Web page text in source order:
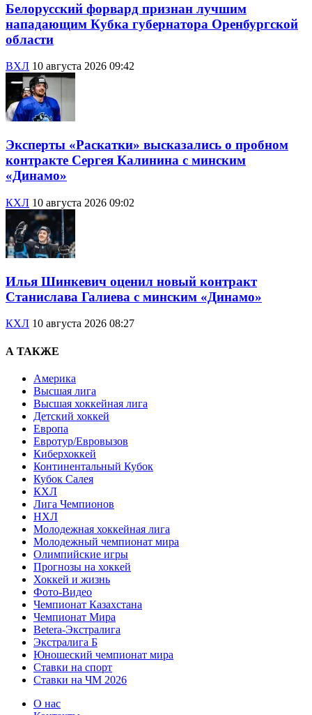
Белорусский форвард признан лучшим
нападающим Кубка губернатора Оренбургской
области
ВХЛ 10 августа 2026 09:42
Эксперты «Раскатки» высказались о пробном
контракте Сергея Калинина с минским
«Динамо»
КХЛ 10 августа 2026 09:02
Илья Шинкевич оценил новый контракт
Станислава Галиева с минским «Динамо»
КХЛ 10 августа 2026 08:27
А ТАКЖЕ
Америка
Высшая лига
Высшая хоккейная лига
Детский хоккей
Европа
Евротур/Евровызов
Киберхоккей
Континентальный Кубок
Кубок Салея
КХЛ
Лига Чемпионов
НХЛ
Молодежная хоккейная лига
Молодежный чемпионат мира
Олимпийские игры
Прогнозы на хоккей
Хоккей и жизнь
Фото-Видео
Чемпионат Казахстана
Чемпионат Мира
Betera-Экстралига
Экстралига Б
Юношеский чемпионат мира
Ставки на спорт
Ставки на ЧМ 2026
О нас